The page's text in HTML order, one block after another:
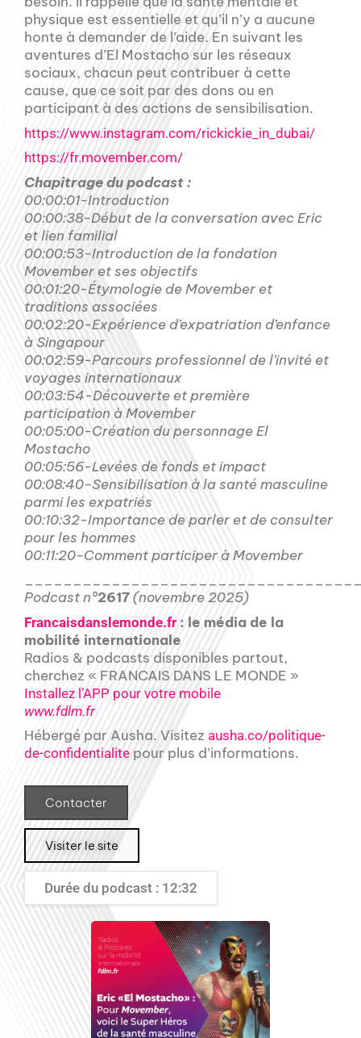
physique est essentielle et qu’il n’y a aucune
honte à demander de l’aide. En suivant les
aventures d’El Mostacho sur les réseaux
sociaux, chacun peut contribuer à cette
cause, que ce soit par des dons ou en
participant à des actions de sensibilisation.
https://www.instagram.com/rickickie_in_dubai/
https://fr.movember.com/
Chapitrage du podcast :
00:00:01-Introduction
00:00:38-Début de la conversation avec Eric
et lien familial
00:00:53-Introduction de la fondation
Movember et ses objectifs
00:01:20-Étymologie de Movember et
traditions associées
00:02:20-Expérience d’expatriation d’enfance
à Singapour
00:02:59-Parcours professionnel de l’invité et
voyages internationaux
00:03:54-Découverte et première
participation à Movember
00:05:00-Création du personnage El
Mostacho
00:05:56-Levées de fonds et impact
00:08:40-Sensibilisation à la santé masculine
parmi les expatriés
00:10:32-Importance de parler et de consulter
pour les hommes
00:11:20-Comment participer à Movember
Podcast n°2617(novembre 2025)
Francaisdanslemonde.fr : le média de la
mobilité internationale
Radios & podcasts disponibles partout,
cherchez « FRANCAIS DANS LE MONDE »
Installez l’APP pour votre mobile
www.fdlm.fr
Hébergé par Ausha. Visitez ausha.co/politique-
de-confidentialite pour plus d’informations.
Contacter
Visiter le site
Durée du podcast : 12:32